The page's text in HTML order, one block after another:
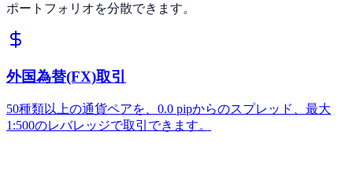
ポートフォリオを分散できます。
外国為替(FX)取引
50種類以上の通貨ペアを、0.0 pipからのスプレッド、最大
1:500のレバレッジで取引できます。